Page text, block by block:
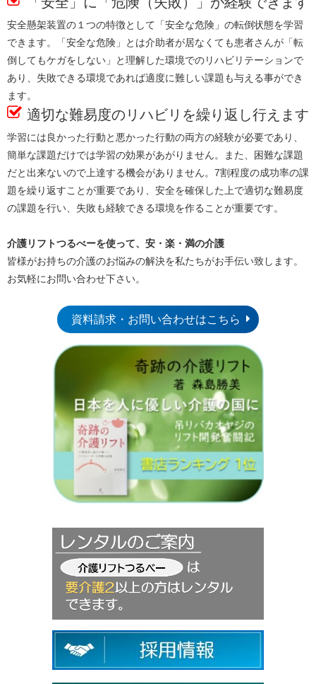
安全懸架装置の１つの特徴として「安全な危険」の転倒状態を学習
できます。「安全な危険」とは介助者が居なくても患者さんが「転
倒してもケガをしない」と理解した環境でのリハビリテーションで
あり、失敗できる環境であれば適度に難しい課題も与える事ができ
ます。
適切な難易度のリハビリを繰り返し行えます
学習には良かった行動と悪かった行動の両方の経験が必要であり、
簡単な課題だけでは学習の効果があがりません。また、困難な課題
だと出来ないので上達する機会がありません。7割程度の成功率の課
題を繰り返すことが重要であり、安全を確保した上で適切な難易度
の課題を行い、失敗も経験できる環境を作ることが重要です。
介護リフトつるべーを使って、安・楽・満の介護
皆様がお持ちの介護のお悩みの解決を私たちがお手伝い致します。
お気軽にお問い合わせ下さい。
資料請求・お問い合わせはこちら